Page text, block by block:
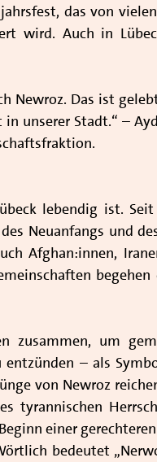
das von
wird. Auch in
Newroz. Das ist
unserer Stadt.“ –
lebendig ist.
Neuanfangs und
Afghan:innen,
begehen
zusammen, um
– als
von Newroz
tyrannischen
einer
bedeutet